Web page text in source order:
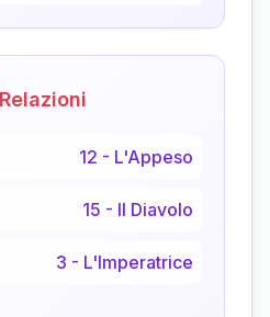
12 - L'Appeso
15 - Il Diavolo
3 - L'Imperatrice